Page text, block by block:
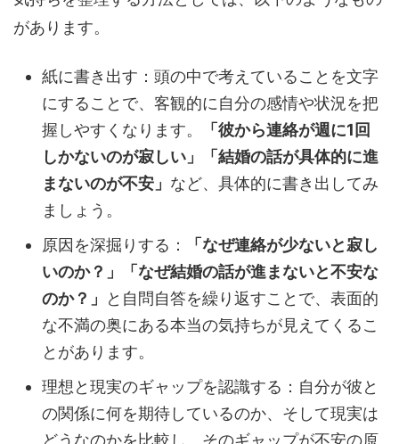
があります。
紙に書き出す：頭の中で考えていることを文字
にすることで、客観的に自分の感情や状況を把
握しやすくなります。
「彼から連絡が週に1回
しかないのが寂しい」「結婚の話が具体的に進
まないのが不安」 など、具体的に書き出してみ
ましょう。
原因を深掘りする：
「なぜ連絡が少ないと寂し
いのか？」「なぜ結婚の話が進まないと不安な
のか？」
と自問自答を繰り返すことで、表面的
な不満の奥にある本当の気持ちが見えてくるこ
とがあります。
理想と現実のギャップを認識する：自分が彼と
の関係に何を期待しているのか、そして現実は
どうなのかを比較し、そのギャップが不安の原